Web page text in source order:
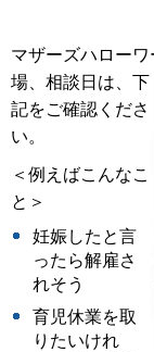
マザーズハロー
場、相談日は、下
記をご確認くださ
い。
＜例えばこんなこ
と＞
妊娠したと言
ったら解雇さ
れそう
育児休業を取
りたいけれ